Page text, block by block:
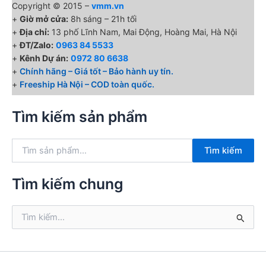
Copyright © 2015 – vmm.vn
+ Giờ mở cửa: 8h sáng – 21h tối
+Địa chỉ: 13 phố Lĩnh Nam, Mai Động, Hoàng Mai, Hà Nội
+ĐT/Zalo: 0963 84 5533
+ Kênh Dự án: 0972 80 6638
+ Chính hãng – Giá tốt – Bảo hành uy tín.
+ Freeship Hà Nội – COD toàn quốc.
Tìm kiếm sản phẩm
k
ế
:
Tìm kiếm
Tìm kiếm chung